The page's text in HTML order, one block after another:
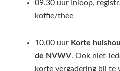
09.30 uur Inloop,
koffie/thee
10.00 uur Korte
de NVWV. Ook niet-
korte vergadering bij te